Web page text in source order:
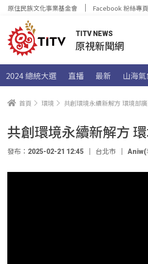
原住民族文化事業基金會 Facebook 粉絲專頁
TITV NEWS
原視新聞網
2024 總統大選 直播 最新 山海氣
首頁 環境 共創環境永續新解方 環境部
共創環境永續新解方
發布：2025-02-21 12:45 台北市 Aniw(